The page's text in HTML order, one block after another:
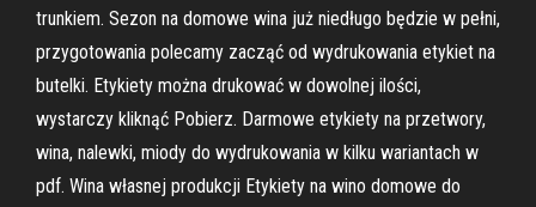
trunkiem. Sezon na domowe wina już niedługo będzie w pełni,
przygotowania polecamy zacząć od wydrukowania etykiet na
butelki. Etykiety można drukować w dowolnej ilości,
wystarczy kliknąć Pobierz. Darmowe etykiety na przetwory,
wina, nalewki, miody do wydrukowania w kilku wariantach w
pdf. Wina własnej produkcji Etykiety na wino domowe do